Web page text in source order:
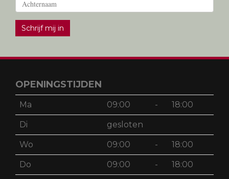
Schrijf mij in
OPENINGSTIJDEN
Ma 09:00 - 18:00
Di gesloten
Wo 09:00 - 18:00
Do 09:00 - 18:00